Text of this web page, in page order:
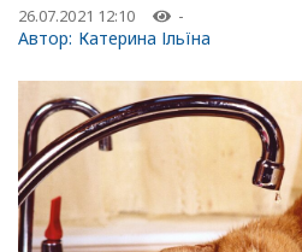
26.07.2021 12:10 -
Автор: Катерина Ільїна